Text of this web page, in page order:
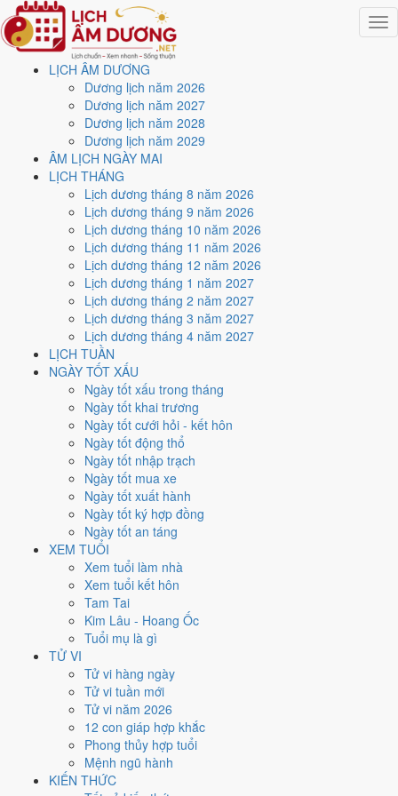
LỊCH ÂM DƯƠNG
Dương lịch năm 2026
Dương lịch năm 2027
Dương lịch năm 2028
Dương lịch năm 2029
ÂM LỊCH NGÀY MAI
LỊCH THÁNG
Lịch dương tháng 8 năm 2026
Lịch dương tháng 9 năm 2026
Lịch dương tháng 10 năm 2026
Lịch dương tháng 11 năm 2026
Lịch dương tháng 12 năm 2026
Lịch dương tháng 1 năm 2027
Lịch dương tháng 2 năm 2027
Lịch dương tháng 3 năm 2027
Lịch dương tháng 4 năm 2027
LỊCH TUẦN
NGÀY TỐT XẤU
Ngày tốt xấu trong tháng
Ngày tốt khai trương
Ngày tốt cưới hỏi - kết hôn
Ngày tốt động thổ
Ngày tốt nhập trạch
Ngày tốt mua xe
Ngày tốt xuất hành
Ngày tốt ký hợp đồng
Ngày tốt an táng
XEM TUỔI
Xem tuổi làm nhà
Xem tuổi kết hôn
Tam Tai
Kim Lâu - Hoang Ốc
Tuổi mụ là gì
TỬ VI
Tử vi hàng ngày
Tử vi tuần mới
Tử vi năm 2026
12 con giáp hợp khắc
Phong thủy hợp tuổi
Mệnh ngũ hành
KIẾN THỨC
Trang chủ
Lịch năm 2024
Tháng 10/2024
Ngày 22/10/2024 (Kỷ Mùi)
Xem ngày22/10/2024
dương lịch - Ngày 20/9 âm
lịch (Kỷ Mùi) tốt hay xấu?
Ngày 22/10/2024 dương lịch (Thứ Ba) là ngày 20/9/2024 âm lịch
Kỷ Mùi- Cùng hành, Trực Thâu, Sao Vỹ, nạp âm Thiên
Thượng Hỏa. Tổng hòa, đây làNgày Bình Hòa
cho các việc quan trọng. Giờ Hoàng Đạo trong ngày:
Mão, Tỵ, Thân, Tuất, Hợi
Ngày Dương
Tháng 10 năm 2024
Tháng 9 âm năm 2024
Tiết Hàn Lộ
Giáp Tý
Giáp Thìn
Ngày Kỷ Mùi có TrựcThâu(ngày thu hoạch, tích trữ) nhưng gặp Sao
Chu Tước hắc đạo . Điểm trung bình 7 việc chính
Ngày Bình Hòa, phù hợp với công việc thường ngày.
Hợi, Mão, Ngọhợp ngày; tuổi